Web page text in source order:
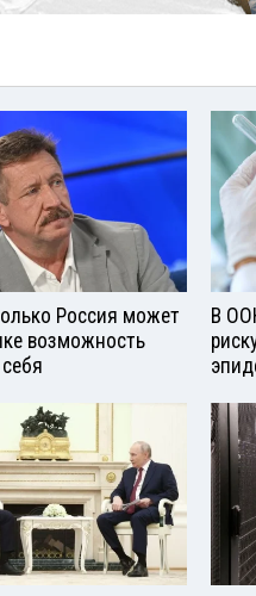
Россия может
возможность
В